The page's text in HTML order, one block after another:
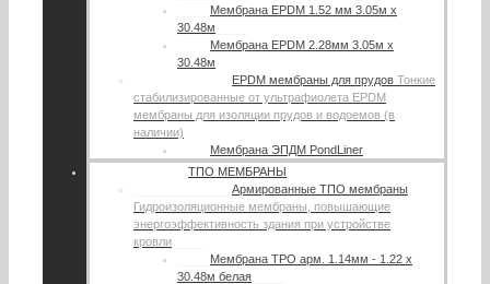
Мембрана EPDM 1.52 мм 3.05м х
30.48м
Мембрана EPDM 2.28мм 3.05м х
30.48м
EPDM мембраны для прудов Тонкие
стабилизированные от ультрафиолета EPDM
мембраны для изоляции прудов и водоемов (в
наличии)
Мембрана ЭПДМ PondLiner
ТПО МЕМБРАНЫ
Армированные ТПО мембраны
Гидроизоляционные мембраны, повышающие
энергоэффективность здания при устройстве
кровли
Мембрана TPO арм. 1.14мм - 1.22 х
30.48м белая